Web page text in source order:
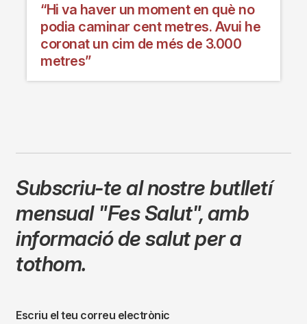
“Hi va haver un moment en què no
podia caminar cent metres. Avui he
coronat un cim de més de 3.000
metres”
Subscriu-te al nostre butlletí
mensual "Fes Salut",amb
informació de salut per a
tothom.
Escriu el teu correu electrònic